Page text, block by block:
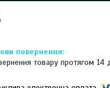
товару протягом 14